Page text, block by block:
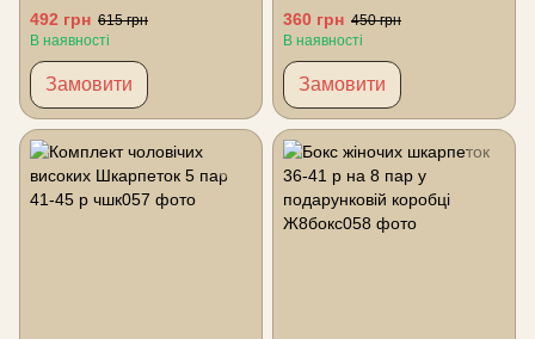
40-45 на 5 пар у
подарунковій коробці
492 грн 615 грн
В наявності
Замовити
пари
360 грн 450 грн
В наявності
Замовити